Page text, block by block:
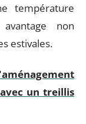
température
non
estivales.
un treillis